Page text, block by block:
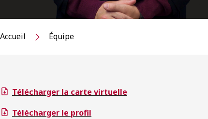
Accueil Équipe
Télécharger la carte virtuelle
Télécharger le profil